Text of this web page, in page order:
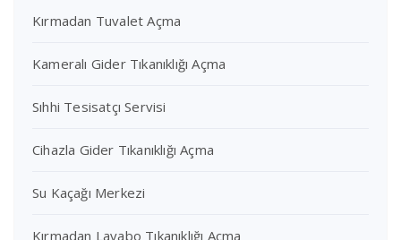
Kırmadan Tuvalet Açma
Kameralı Gider Tıkanıklığı Açma
Sıhhi Tesisatçı Servisi
Cihazla Gider Tıkanıklığı Açma
Su Kaçağı Merkezi
Kırmadan Lavabo Tıkanıklığı Açma